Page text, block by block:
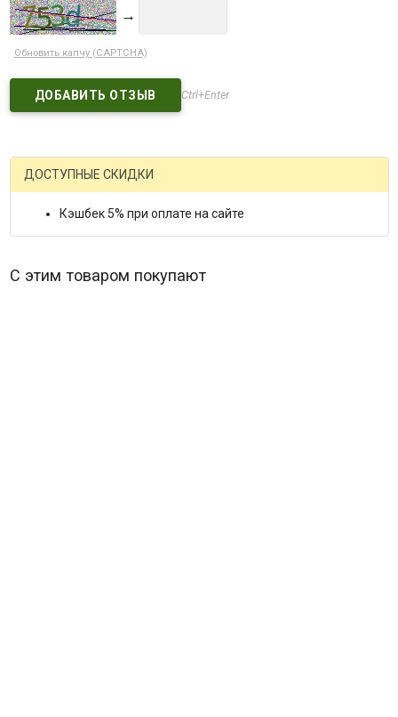
→
Обновить капчу (CAPTCHA)
Ctrl+Enter
ДОСТУПНЫЕ СКИДКИ
Кэшбек 5% при оплате на сайте
С этим товаром покупают